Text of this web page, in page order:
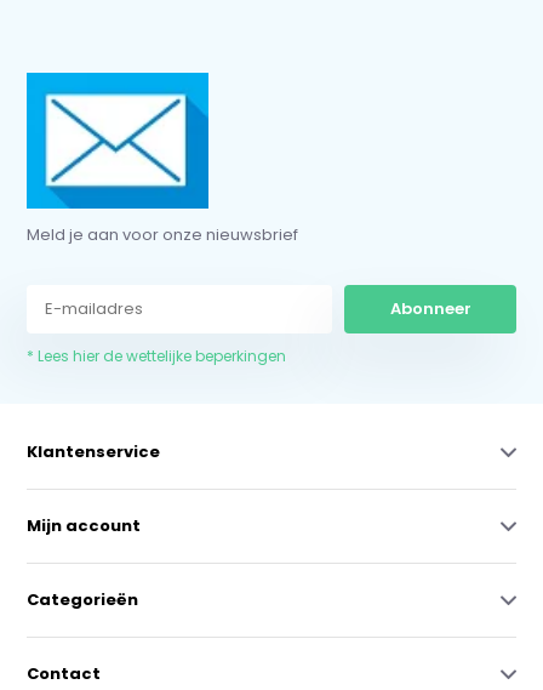
Meld je aan voor onze nieuwsbrief
Abonneer
* Lees hier de wettelijke beperkingen
Klantenservice
Mijn account
Categorieën
Contact